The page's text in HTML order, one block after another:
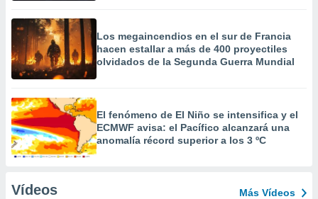
Los megaincendios en el sur de Francia
hacen estallar a más de 400 proyectiles
olvidados de la Segunda Guerra Mundial
El fenómeno de El Niño se intensifica y el
ECMWF avisa: el Pacífico alcanzará una
anomalía récord superior a los 3 ºC
Vídeos Más Vídeos